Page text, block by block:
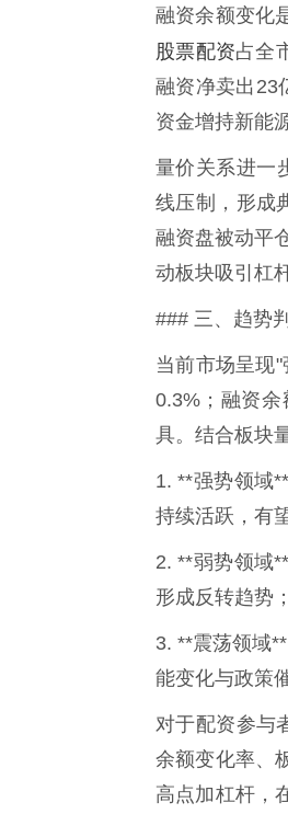
融资余额变化
股票配资占全
融资净卖出23
资金增持新能
量价关系进一
线压制，形成
融资盘被动平
动板块吸引杠
### 三、趋势
当前市场呈现
0.3%；融资
具。结合板块
1. **强势领域
持续活跃，有
2. **弱势领域
形成反转趋势；
3. **震荡领域
能变化与政策
对于配资参与
余额变化率、
高点加杠杆，